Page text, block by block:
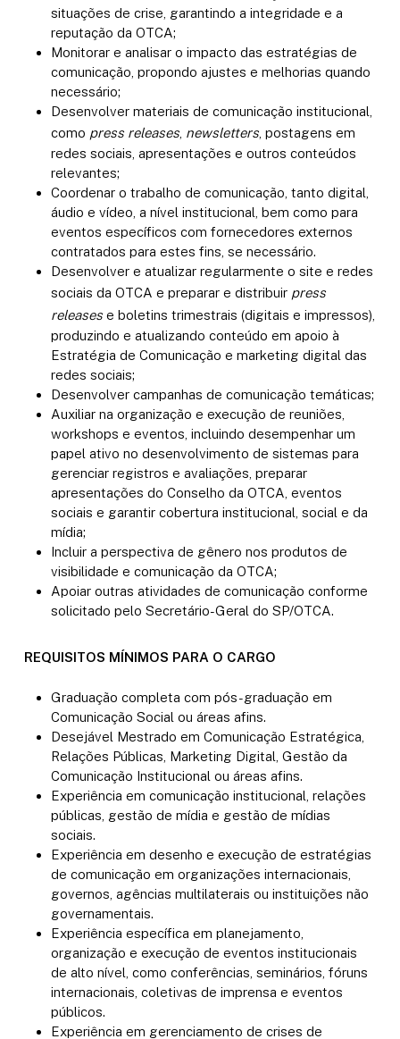
situações de crise, garantindo a integridade e a
reputação da OTCA;
Monitorar e analisar o impacto das estratégias de
comunicação, propondo ajustes e melhorias quando
necessário;
Desenvolver materiais de comunicação institucional,
como press releases, newsletters, postagens em
redes sociais, apresentações e outros conteúdos
relevantes;
Coordenar o trabalho de comunicação, tanto digital,
áudio e vídeo, a nível institucional, bem como para
eventos específicos com fornecedores externos
contratados para estes fins, se necessário.
Desenvolver e atualizar regularmente o site e redes
sociais da OTCA e preparar e distribuir press
releasese boletins trimestrais (digitais e impressos),
produzindo e atualizando conteúdo em apoio à
Estratégia de Comunicação e marketing digital das
redes sociais;
Desenvolver campanhas de comunicação temáticas;
Auxiliar na organização e execução de reuniões,
workshops e eventos, incluindo desempenhar um
papel ativo no desenvolvimento de sistemas para
gerenciar registros e avaliações, preparar
apresentações do Conselho da OTCA, eventos
sociais e garantir cobertura institucional, social e da
mídia;
Incluir a perspectiva de gênero nos produtos de
visibilidade e comunicação da OTCA;
Apoiar outras atividades de comunicação conforme
solicitado pelo Secretário-Geral do SP/OTCA.
REQUISITOS MÍNIMOS PARA O CARGO
Graduação completa com pós-graduação em
Comunicação Social ou áreas afins.
Desejável Mestrado em Comunicação Estratégica,
Relações Públicas, Marketing Digital, Gestão da
Comunicação Institucional ou áreas afins.
Experiência em comunicação institucional, relações
públicas, gestão de mídia e gestão de mídias
sociais.
Experiência em desenho e execução de estratégias
de comunicação em organizações internacionais,
governos, agências multilaterais ou instituições não
governamentais.
Experiência específica em planejamento,
organização e execução de eventos institucionais
de alto nível, como conferências, seminários, fóruns
internacionais, coletivas de imprensa e eventos
públicos.
Experiência em gerenciamento de crises de